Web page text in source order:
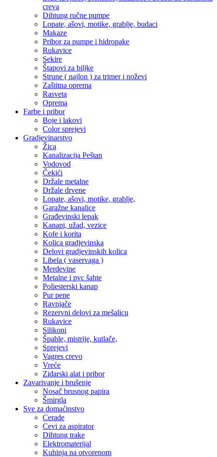
creva
Dihtung ručne pumpe
Lopate, ašovi, motike, grablje, budaci
Makaze
Pribor za pumpe i hidropake
Rukavice
Sekire
Štapovi za biljke
Strune ( najlon ) za trimer i noževi
Zaštitna oprema
Rasveta
Oprema
Farbe i pribor
Boje i lakovi
Color sprejevi
Gradjevinarstvo
Žica
Kanalizacija Peštan
Vodovod
Čekići
Držale metalne
Držale drvene
Lopate, ašovi, motike, grablje,
Garažne kanalice
Građevinski lepak
Kanapi, užad, vezice
Kofe i korita
Kolica gradjevinska
Delovi gradjevinskih kolica
Libela ( vaservaga )
Merdevine
Metalne i pvc šahte
Poliesterski kanap
Pur pene
Ravnjače
Rezervni delovi za mešalicu
Rukavice
Silikoni
Špahle, mistrije, kutlače,
Sprejevi
Vagres crevo
Vreće
Zidarski alat i pribor
Zavarivanje i brušenje
Nosač brusnog papira
Šmirgla
Sve za domaćinstvo
Cerade
Cevi za aspirator
Dihtung trake
Elektromaterijal
Kuhinja na otvorenom